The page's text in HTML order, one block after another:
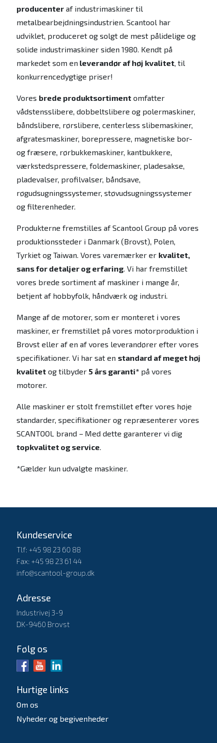
producenteraf industrimaskiner til
metalbearbejdningsindustrien. Scantool har
udviklet, produceret og solgt de mest pålidelige og
solide industrimaskiner siden 1980. Kendt på
markedet som enleverandør af høj kvalitet, til
konkurrencedygtige priser!
Vores brede produktsortimentomfatter
vådstensslibere, dobbeltslibere og polermaskiner,
båndslibere, rørslibere, centerless slibemaskiner,
afgratesmaskiner, borepressere, magnetiske bor-
og fræsere, rørbukkemaskiner, kantbukkere,
værkstedspressere, foldemaskiner, pladesakse,
pladevalser, profilvalser, båndsave,
røgudsugningssystemer, støvudsugningssystemer
og filterenheder.
Produkterne fremstilles af Scantool Group på vores
produktionssteder i Danmark (Brovst), Polen,
Tyrkiet og Taiwan. Vores varemærker er kvalitet,
sans for detaljer og erfaring. Vi har fremstillet
vores brede sortiment af maskiner i mange år,
betjent af hobbyfolk, håndværk og industri.
Mange af de motorer, som er monteret i vores
maskiner, er fremstillet på vores motorproduktion i
Brovst eller af en af vores leverandører efter vores
specifikationer. Vi har sat en standard af meget høj
kvalitetog tilbyder 5 års garanti*på vores
motorer.
Alle maskiner er stolt fremstillet efter vores høje
standarder, specifikationer og repræsenterer vores
SCANTOOL brand – Med dette garanterer vi dig
topkvalitet og service
*Gælder kun udvalgte maskiner.
Kundeservice
Tlf: +45 98 23 60 88
Fax: +45 98 23 61 44
info@scantool-group.dk
Adresse
Industrivej 3-9
DK-9460 Brovst
Følg os
Hurtige links
Om os
Nyheder og begivenheder